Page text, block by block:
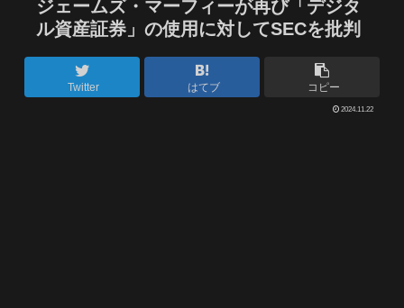
ジェームズ・マーフィーが再び「デジタ
ル資産証券」の使用に対してSECを批判
Twitter はてブ コピー
2024.11.22